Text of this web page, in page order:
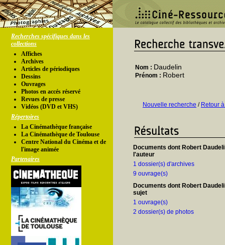
Recherches spécifiques dans les
collections
Affiches
Archives
Articles de périodiques
Dessins
Ouvrages
Photos en accés réservé
Revues de presse
Vidéos (DVD et VHS)
Répertoires
La Cinémathèque française
La Cinémathèque de Toulouse
Centre National du Cinéma et de
l'image animée
Partenaires
Nom : Daudelin
Prénom : Robert
Nouvelle recherche / Retour
Documents dont Robert
l'auteur
1 dossier(s) d'archives
9 ouvrage(s)
Documents dont Robert
sujet
1 ouvrage(s)
2 dossier(s) de photos